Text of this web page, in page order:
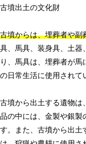
古墳出土の文化財
古墳からは、埋葬者や副
具、馬具、装身具、土器
り、馬具は、埋葬者が
の日常生活に使用されて
古墳から出土する遺物は
品の中には、金製や銀製
す。また、古墳から出土